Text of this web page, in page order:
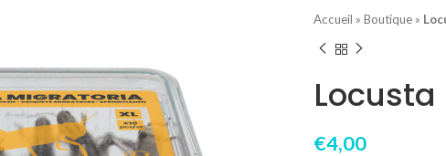
Accueil » Boutique »
€4,00